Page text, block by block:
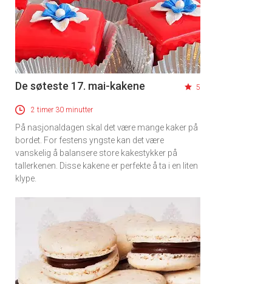
De søteste 17. mai-kakene 5
2 timer 30 minutter
På nasjonaldagen skal det være mange kaker på
bordet. For festens yngste kan det være
vanskelig å balansere store kakestykker på
tallerkenen. Disse kakene er perfekte å ta i en liten
klype.